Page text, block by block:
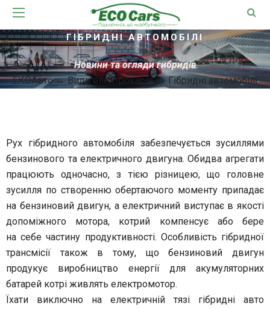
ГІБРИДНІ АВТОМОБІЛІ
Новини та огляди гибридів
ЕКОАвто→Види електрокарів→Гібридні автомобілі
Рух гібридного автомобіля забезпечується зусиллями
бензинового та електричного двигуна. Обидва агрегати
працюють одночасно, з тією різницею, що головне
зусилля по створенню обертаючого моменту припадає
на бензиновий двигун, а електричний виступає в якості
допоміжного мотора, котрий компенсує або бере
на себе частину продуктивності. Особливість гібридної
трансмісії також в тому, що бензиновий двигун
продукує виробництво енергії для акумуляторних
батарей котрі живлять електромотор.
Їхати виключно на електричній тязі гібридні авто